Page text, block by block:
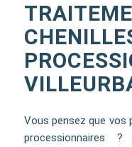
Vous pensez que vos
processionnaires